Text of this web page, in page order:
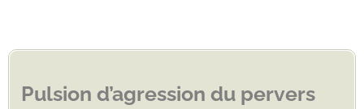
Pulsion d’agression du pervers